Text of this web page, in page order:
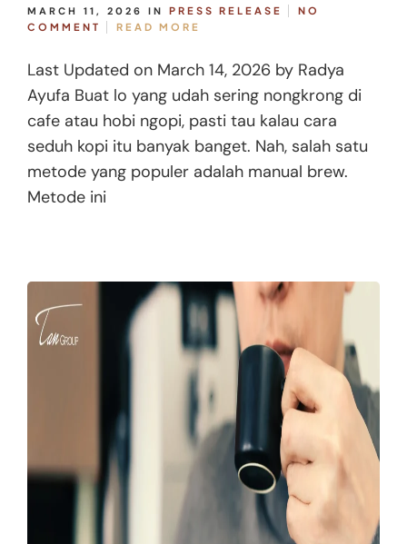
MARCH 11, 2026 IN PRESS RELEASE
NO
COMMENT
READ MORE
Last Updated on March 14, 2026 by Radya
Ayufa Buat lo yang udah sering nongkrong di
cafe atau hobi ngopi, pasti tau kalau cara
seduh kopi itu banyak banget. Nah, salah satu
metode yang populer adalah manual brew.
Metode ini